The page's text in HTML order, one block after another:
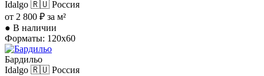
Idalgo 🇷🇺 Россия
от 2 800 ₽ за м²
● В наличии
Форматы: 120x60
Бардильо
Idalgo 🇷🇺 Россия